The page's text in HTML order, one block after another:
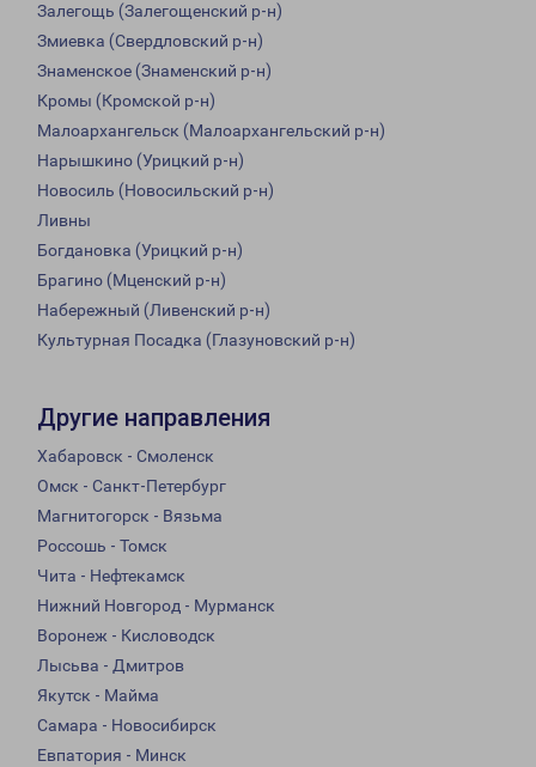
Залегощь (Залегощенский р-н)
Змиевка (Свердловский р-н)
Знаменское (Знаменский р-н)
Кромы (Кромской р-н)
Малоархангельск (Малоархангельский р-н)
Нарышкино (Урицкий р-н)
Новосиль (Новосильский р-н)
Ливны
Богдановка (Урицкий р-н)
Брагино (Мценский р-н)
Набережный (Ливенский р-н)
Культурная Посадка (Глазуновский р-н)
Другие направления
Хабаровск - Смоленск
Омск - Санкт-Петербург
Магнитогорск - Вязьма
Россошь - Томск
Чита - Нефтекамск
Нижний Новгород - Мурманск
Воронеж - Кисловодск
Лысьва - Дмитров
Якутск - Майма
Самара - Новосибирск
Евпатория - Минск